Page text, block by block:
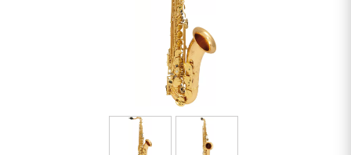
Sintetizadores & samplers